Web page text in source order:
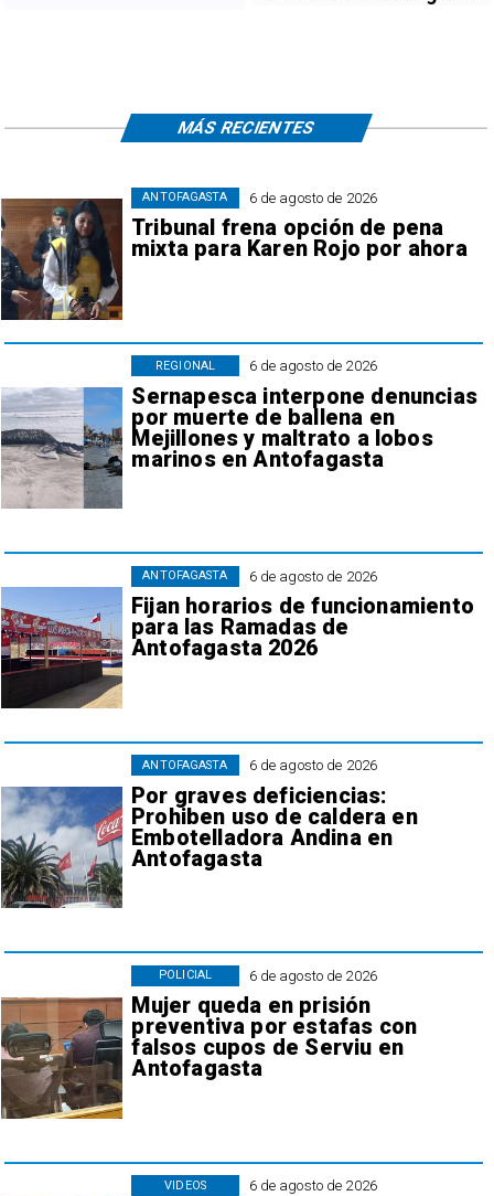
6 de agosto de 2026
Tribunal frena opción de pena
mixta para Karen Rojo por ahora
ANTOFAGASTA
6 de agosto de 2026
Sernapesca interpone denuncias
por muerte de ballena en
Mejillones y maltrato a lobos
marinos en Antofagasta
REGIONAL
6 de agosto de 2026
Fijan horarios de funcionamiento
para las Ramadas de
Antofagasta 2026
ANTOFAGASTA
6 de agosto de 2026
Por graves deficiencias:
Prohiben uso de caldera en
Embotelladora Andina en
Antofagasta
ANTOFAGASTA
6 de agosto de 2026
Mujer queda en prisión
preventiva por estafas con
falsos cupos de Serviu en
Antofagasta
POLICIAL
6 de agosto de 2026
VIDEOS
MÁS RECIENTES